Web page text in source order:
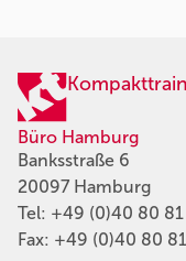
Büro Hamburg
Banksstraße 6
20097 Hamburg
Tel: +49 (0)40 80
Fax: +49 (0)40 80